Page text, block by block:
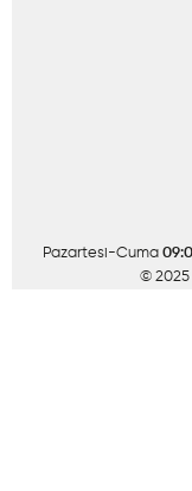
Pazartesi-Cuma
© 2025